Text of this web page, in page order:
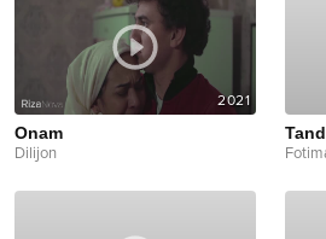
2021
Onam
Dilijon